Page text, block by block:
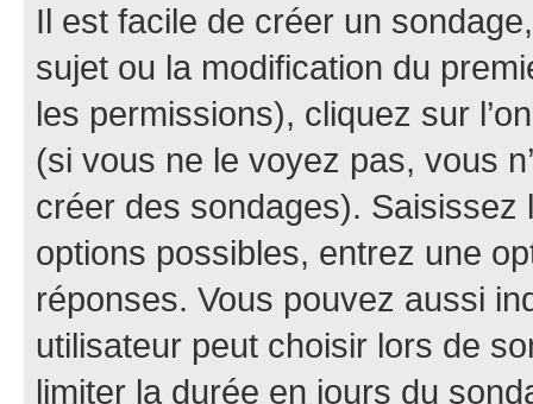
Il est facile de créer un
sujet ou la modification du
les permissions), cliquez sur
(si vous ne le voyez pas, vous
créer des sondages).
options possibles, entrez une
réponses. Vous pouvez aussi
utilisateur peut choisir lors de
limiter la durée en jours du